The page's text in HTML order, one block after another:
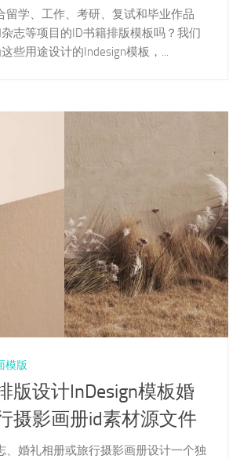
留学、工作、考研、复试和毕业作品
志等项目的ID书籍排版模板吗？我们
些用途设计的Indesign模板，...
模版
版设计InDesign模板婚
摄影画册id素材源文件
、婚礼相册或旅行摄影画册设计一个独